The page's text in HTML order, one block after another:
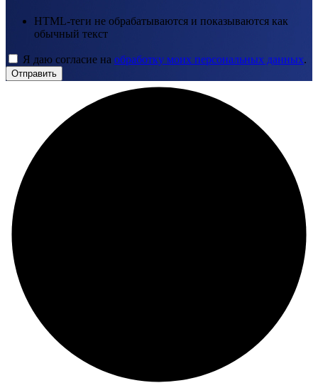
HTML-теги не обрабатываются и показываются как
обычный текст
Я даю согласие на обработку моих персональных данных.
Отправить